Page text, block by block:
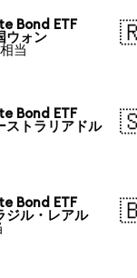
Bond ETF
ウォン
当
Bond ETF
トラリアドル
Bond ETF
ジル・レアル